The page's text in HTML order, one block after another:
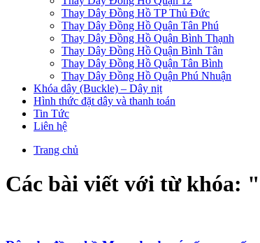
Thay Dây Đồng Hồ TP Thủ Đức
Thay Dây Đồng Hồ Quận Tân Phú
Thay Dây Đồng Hồ Quận Bình Thạnh
Thay Dây Đồng Hồ Quận Bình Tân
Thay Dây Đồng Hồ Quận Tân Bình
Thay Dây Đồng Hồ Quận Phú Nhuận
Khóa dây (Buckle) – Dây nịt
Hình thức đặt dây và thanh toán
Tin Tức
Liên hệ
Trang chủ
Các bài viết với từ khóa: "